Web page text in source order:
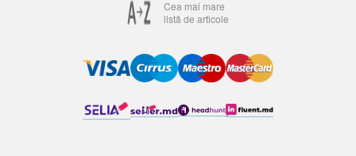
Cea mai mare
listă de articole